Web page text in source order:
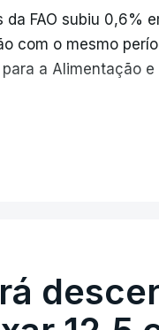
da FAO subiu 0,6%
com o mesmo
a Alimentação